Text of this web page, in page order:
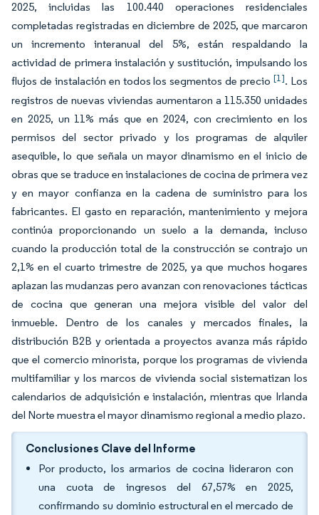
2025, incluidas las 100.440 operaciones residenciales
completadas registradas en diciembre de 2025, que marcaron
un incremento interanual del 5%, están respaldando la
actividad de primera instalación y sustitución, impulsando los
flujos de instalación en todos los segmentos de precio[1]. Los
registros de nuevas viviendas aumentaron a 115.350 unidades
en 2025, un 11% más que en 2024, con crecimiento en los
permisos del sector privado y los programas de alquiler
asequible, lo que señala un mayor dinamismo en el inicio de
obras que se traduce en instalaciones de cocina de primera vez
y en mayor confianza en la cadena de suministro para los
fabricantes. El gasto en reparación, mantenimiento y mejora
continúa proporcionando un suelo a la demanda, incluso
cuando la producción total de la construcción se contrajo un
2,1% en el cuarto trimestre de 2025, ya que muchos hogares
aplazan las mudanzas pero avanzan con renovaciones tácticas
de cocina que generan una mejora visible del valor del
inmueble. Dentro de los canales y mercados finales, la
distribución B2B y orientada a proyectos avanza más rápido
que el comercio minorista, porque los programas de vivienda
multifamiliar y los marcos de vivienda social sistematizan los
calendarios de adquisición e instalación, mientras que Irlanda
del Norte muestra el mayor dinamismo regional a medio plazo.
Conclusiones Clave del Informe
Por producto, los armarios de cocina lideraron con
una cuota de ingresos del 67,57% en 2025,
confirmando su dominio estructural en el mercado de